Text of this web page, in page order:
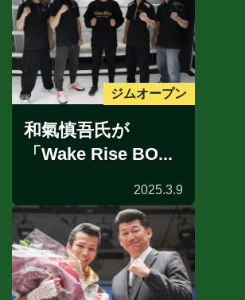
ジムオープン
和氣慎吾氏が
「Wake Rise BO...
2025.3.9